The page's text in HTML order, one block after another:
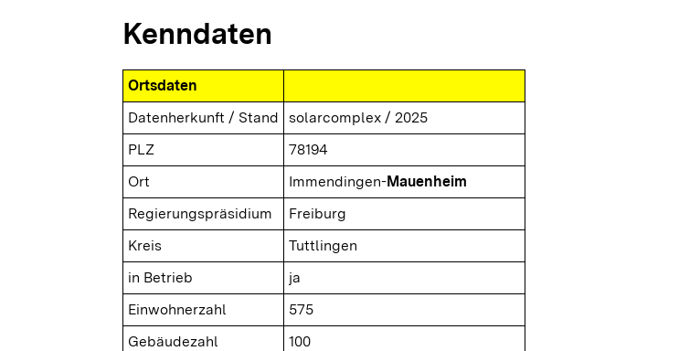
Kenndaten
Ortsdaten
Datenherkunft / Stand
solarcomplex / 2025
PLZ
78194
Ort
Immendingen-Mauenheim
Regierungspräsidium
Freiburg
Kreis
Tuttlingen
in Betrieb
ja
Einwohnerzahl
575
Gebäudezahl
100